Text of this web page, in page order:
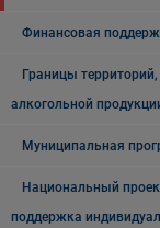
Финансовая
Границы
алкогольной
Муниципальная
Национальный
поддержка